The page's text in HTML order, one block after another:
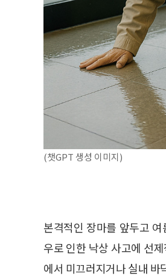
(챗GPT 생성 이미지)
본격적인 장마를 앞두고
우로 인한 낙상 사고에 선
에서 미끄러지거나 실내 바